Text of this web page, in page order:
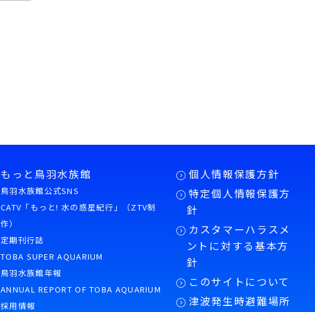
もっと鳥羽水族館
鳥羽水族館公式SNS
CATV「もっと! 水の惑星紀行」（ZTV制
作）
定期刊行誌
TOBA SUPER AQUARIUM
鳥羽水族館年報
ANNUAL REPORT OF TOBA AQUARIUM
採用情報
個人情報保護方針
特定個人情報保護方
針
カスタマーハラスメ
ントに対する基本方
針
このサイトについて
津波発生時避難場所